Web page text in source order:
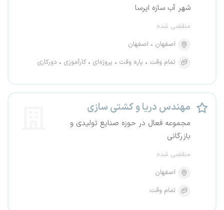
شهر آب سازه ایرسا
منقضی شده
اصفهان
اصفهان
تمام وقت
پاره وقت پروژه‌ای کارآموزی دورکاری
مهندس دریا و کشتی سازی
مجموعه فعال در حوزه صنایع تولیدی و
بازرگانی
منقضی شده
اصفهان
تمام وقت